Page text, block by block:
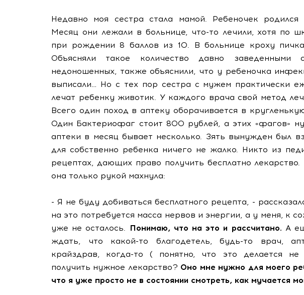
Недавно моя сестра стала мамой. Ребеночек родился
Месяц они лежали в больнице, что-то лечили, хотя по
при рождении 8 баллов из 10. В больнице кроху
Объясняли такое количество давно заведенными
недоношенных, также объяснили, что у ребеночка
выписали… Но с тех пор сестра с мужем практически
лечат ребенку животик. У каждого врача свой метод
Всего один поход в аптеку оборачивается в
Один Бактериофаг стоит 800 рублей, а этих «фагов»
аптеки в месяц бывает несколько. Зять вынужден был
для собственно ребенка ничего не жалко. Никто из
рецептах, дающих право получить бесплатно лекарство.
она только рукой махнула:
- Я не буду добиваться бесплатного рецепта, -
на это потребуется масса нервов и энергии, а у меня, к
уже не осталось. Понимаю, что на это и рассчитано. А
ждать, что какой-то благодетель, будь-то врач,
крайздрав, когда-то ( понятно, что это делается
получить нужное лекарство? Оно мне нужно для моего
что я уже просто не в состоянии смотреть, как мучается